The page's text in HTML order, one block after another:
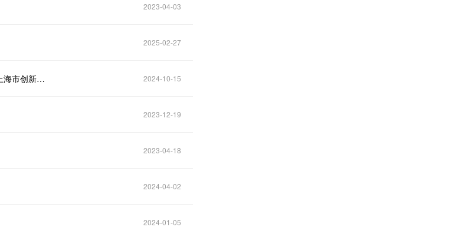
2023-04-03
2025-02-27
道可云人工智能&元宇宙每日资讯｜上海市印发2024 年度第二批 《上海市创新产品推荐目录》 2024-10-15
2023-12-19
2023-04-18
2024-04-02
2024-01-05